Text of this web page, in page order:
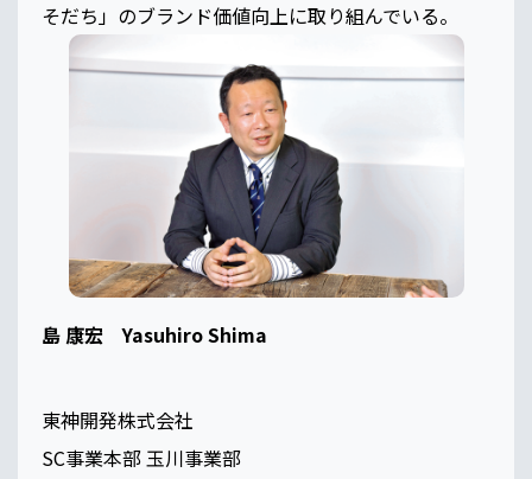
そだち」のブランド価値向上に取り組んでいる。
島 康宏 Yasuhiro Shima
東神開発株式会社
SC事業本部 玉川事業部